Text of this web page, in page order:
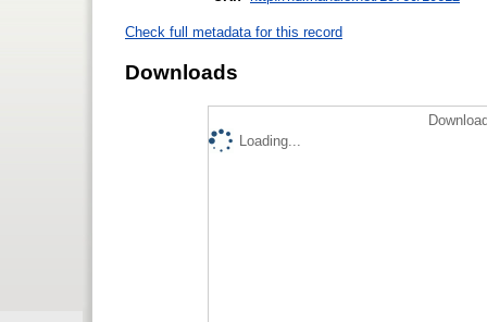
Check full metadata for this record
Downloads
Loading...